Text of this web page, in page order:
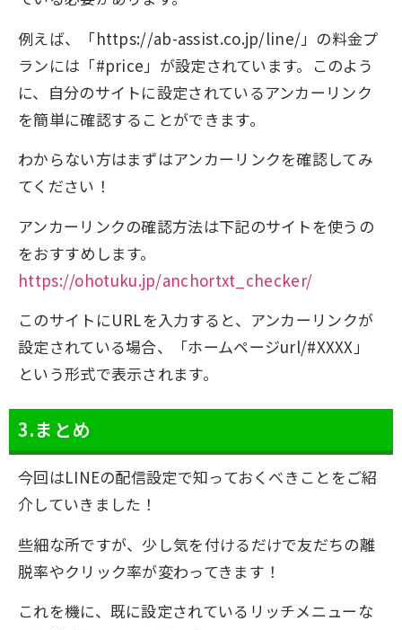
例えば、「https://ab-assist.co.jp/line/」の料金プ
ランには「#price」が設定されています。このよう
に、自分のサイトに設定されているアンカーリンク
を簡単に確認することができます。
わからない方はまずはアンカーリンクを確認してみ
てください！
アンカーリンクの確認方法は下記のサイトを使うの
をおすすめします。
https://ohotuku.jp/anchortxt_checker/
このサイトにURLを入力すると、アンカーリンクが
設定されている場合、「ホームページurl/#XXXX」
という形式で表示されます。
3.まとめ
今回はLINEの配信設定で知っておくべきことをご紹
介していきました！
些細な所ですが、少し気を付けるだけで友だちの離
脱率やクリック率が変わってきます！
これを機に、既に設定されているリッチメニューな